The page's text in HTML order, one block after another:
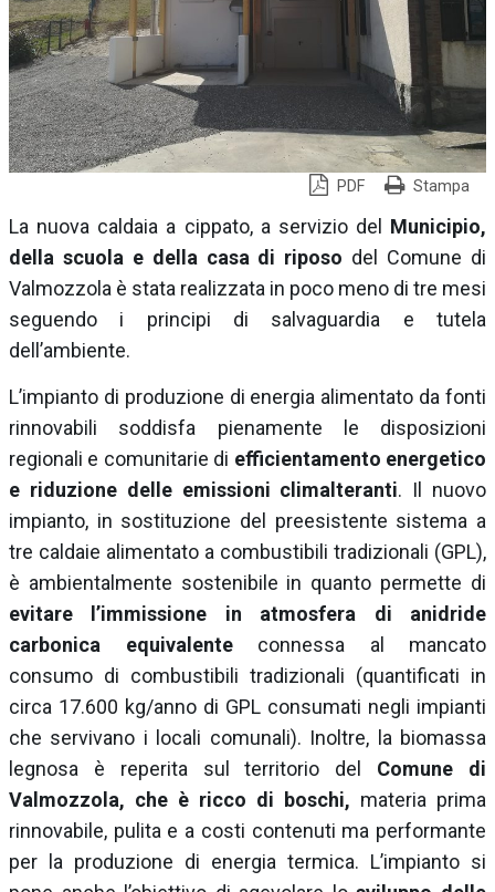
PDF Stampa
La nuova caldaia a cippato, a servizio del Municipio,
della scuola e della casa di riposo del Comune di
Valmozzola è stata realizzata in poco meno di tre mesi
seguendo i principi di salvaguardia e tutela
dell’ambiente.
L’impianto di produzione di energia alimentato da fonti
rinnovabili soddisfa pienamente le disposizioni
regionali e comunitarie di efficientamento energetico
e riduzione delle emissioni climalteranti. Il nuovo
impianto, in sostituzione del preesistente sistema a
tre caldaie alimentato a combustibili tradizionali (GPL),
è ambientalmente sostenibile in quanto permette di
evitare l’immissione in atmosfera di anidride
carbonica equivalenteconnessa al mancato
consumo di combustibili tradizionali (quantificati in
circa 17.600 kg/anno di GPL consumati negli impianti
che servivano i locali comunali). Inoltre, la biomassa
legnosa è reperita sul territorio del Comune di
Valmozzola, che è ricco di boschi, materia prima
rinnovabile, pulita e a costi contenuti ma performante
per la produzione di energia termica. L’impianto si